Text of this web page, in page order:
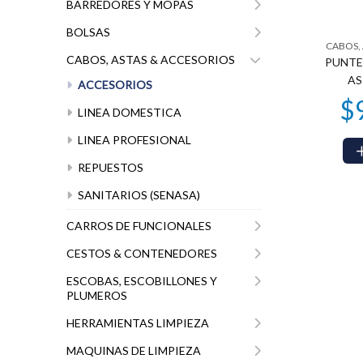
BARREDORES Y MOPAS
BOLSAS
CABOS, ASTAS & ACCESORIOS
ACCESORIOS
LINEA DOMESTICA
LINEA PROFESIONAL
REPUESTOS
SANITARIOS (SENASA)
CARROS DE FUNCIONALES
CESTOS & CONTENEDORES
ESCOBAS, ESCOBILLONES Y
PLUMEROS
HERRAMIENTAS LIMPIEZA
MAQUINAS DE LIMPIEZA
CABOS,